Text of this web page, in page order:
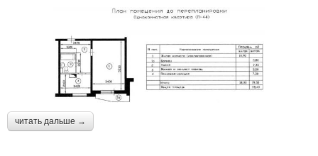
читать дальше →